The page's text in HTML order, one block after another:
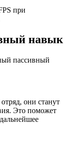
при
навык
пассивный
они станут
Это поможет